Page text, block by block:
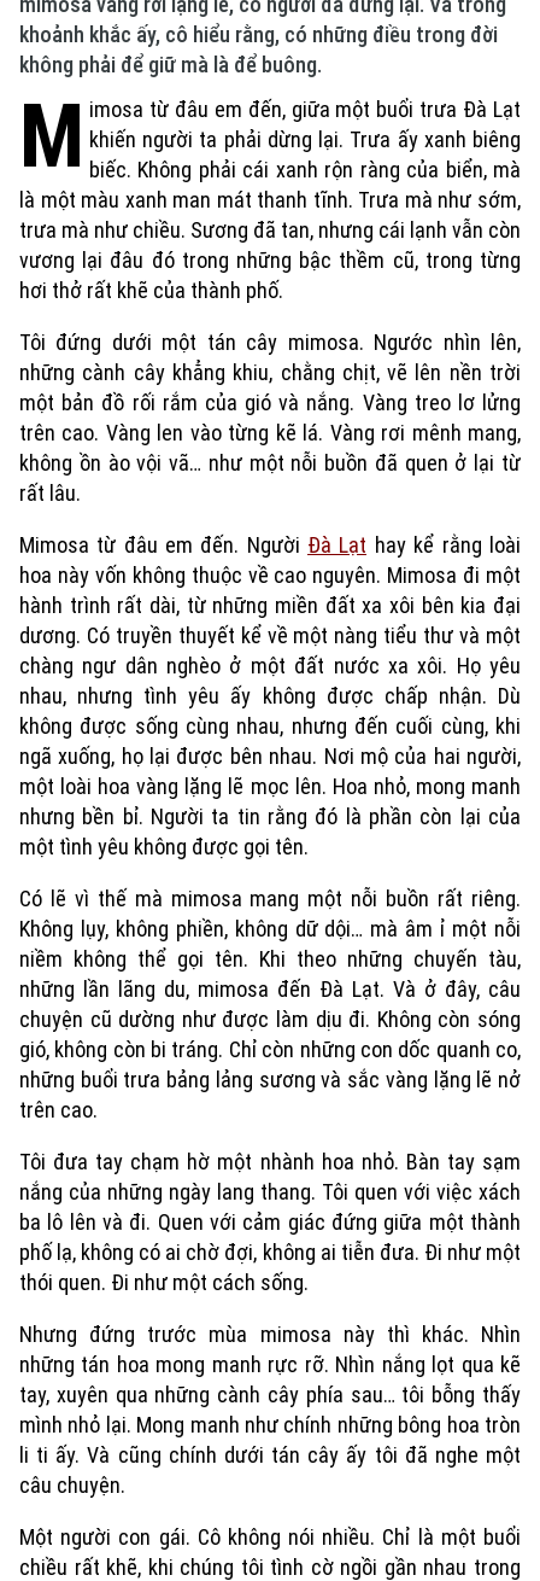
Xu hướng
khoảnh khắc ấy, cô hiểu rằng, có những điều trong đời
không phải để giữ mà là để buông.
M imosa từ đâu em đến, giữa một buổi trưa Đà Lạt
khiến người ta phải dừng lại. Trưa ấy xanh biêng
biếc. Không phải cái xanh rộn ràng của biển, mà
là một màu xanh man mát thanh tĩnh. Trưa mà như sớm,
trưa mà như chiều. Sương đã tan, nhưng cái lạnh vẫn còn
vương lại đâu đó trong những bậc thềm cũ, trong từng
hơi thở rất khẽ của thành phố.
Tôi đứng dưới một tán cây mimosa. Ngước nhìn lên,
những cành cây khẳng khiu, chằng chịt, vẽ lên nền trời
một bản đồ rối rắm của gió và nắng. Vàng treo lơ lửng
trên cao. Vàng len vào từng kẽ lá. Vàng rơi mênh mang,
không ồn ào vội vã… như một nỗi buồn đã quen ở lại từ
rất lâu.
Mimosa từ đâu em đến. Người Đà Lạt hay kể rằng loài
hoa này vốn không thuộc về cao nguyên. Mimosa đi một
hành trình rất dài, từ những miền đất xa xôi bên kia đại
dương. Có truyền thuyết kể về một nàng tiểu thư và một
chàng ngư dân nghèo ở một đất nước xa xôi. Họ yêu
nhau, nhưng tình yêu ấy không được chấp nhận. Dù
không được sống cùng nhau, nhưng đến cuối cùng, khi
ngã xuống, họ lại được bên nhau. Nơi mộ của hai người,
một loài hoa vàng lặng lẽ mọc lên. Hoa nhỏ, mong manh
nhưng bền bỉ. Người ta tin rằng đó là phần còn lại của
một tình yêu không được gọi tên.
Có lẽ vì thế mà mimosa mang một nỗi buồn rất riêng.
Không lụy, không phiền, không dữ dội… mà âm ỉ một nỗi
niềm không thể gọi tên. Khi theo những chuyến tàu,
những lần lãng du, mimosa đến Đà Lạt. Và ở đây, câu
chuyện cũ dường như được làm dịu đi. Không còn sóng
gió, không còn bi tráng. Chỉ còn những con dốc quanh co,
những buổi trưa bảng lảng sương và sắc vàng lặng lẽ nở
trên cao.
Tôi đưa tay chạm hờ một nhành hoa nhỏ. Bàn tay sạm
nắng của những ngày lang thang. Tôi quen với việc xách
ba lô lên và đi. Quen với cảm giác đứng giữa một thành
phố lạ, không có ai chờ đợi, không ai tiễn đưa. Đi như một
thói quen. Đi như một cách sống.
Nhưng đứng trước mùa mimosa này thì khác. Nhìn
những tán hoa mong manh rực rỡ. Nhìn nắng lọt qua kẽ
tay, xuyên qua những cành cây phía sau… tôi bỗng thấy
mình nhỏ lại. Mong manh như chính những bông hoa tròn
li ti ấy. Và cũng chính dưới tán cây ấy tôi đã nghe một
câu chuyện.
Một người con gái. Cô không nói nhiều. Chỉ là một buổi
chiều rất khẽ, khi chúng tôi tình cờ ngồi gần nhau trong